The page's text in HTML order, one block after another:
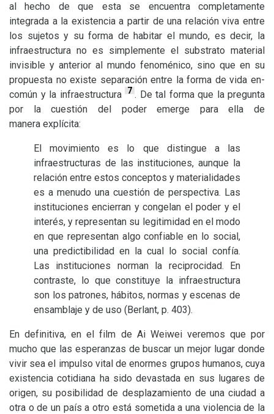
al hecho de que esta se encuentra completamente
integrada a la existencia a partir de una relación viva entre
los sujetos y su forma de habitar el mundo, es decir, la
infraestructura no es simplemente el substrato material
invisible y anterior al mundo fenoménico, sino que en su
propuesta no existe separación entre la forma de vida en-
común y la infraestructura
7 . De tal forma que la pregunta
por la cuestión del poder emerge para ella de
manera explícita:
El movimiento es lo que distingue a las
infraestructuras de las instituciones, aunque la
relación entre estos conceptos y materialidades
es a menudo una cuestión de perspectiva. Las
instituciones encierran y congelan el poder y el
interés, y representan su legitimidad en el modo
en que representan algo confiable en lo social,
una predictibilidad en la cual lo social confía.
Las instituciones norman la reciprocidad. En
contraste, lo que constituye la infraestructura
son los patrones, hábitos, normas y escenas de
ensamblaje y de uso (Berlant, p. 403).
En definitiva, en el film de Ai Weiwei veremos que por
mucho que las esperanzas de buscar un mejor lugar donde
vivir sea el impulso vital de enormes grupos humanos, cuya
existencia cotidiana ha sido devastada en sus lugares de
origen, su posibilidad de desplazamiento de una ciudad a
otra o de un país a otro está sometida a una violencia de la